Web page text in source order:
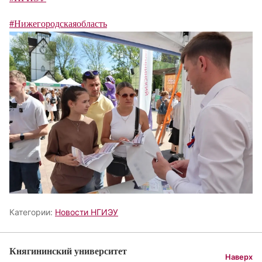
#Нижегородскаяобласть
Категории: Новости НГИЭУ
Княгининский университет Наверх